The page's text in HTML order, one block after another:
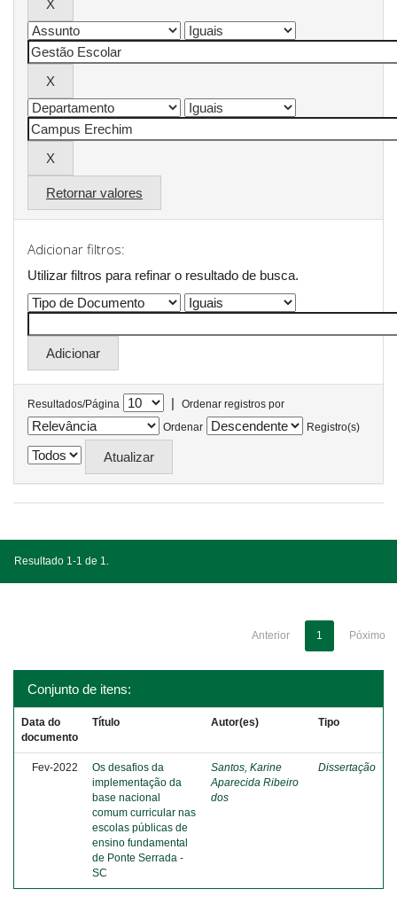
Retornar valores
Adicionar filtros:
Utilizar filtros para refinar o resultado de busca.
Resultados/Página |
Ordenar registros por
Ordenar
Registro(s)
Resultado 1-1 de 1.
Anterior 1 Póximo
Conjunto de itens:
Data do
documento
Título Autor(es) Tipo
Fev-2022
Os desafios da
implementação da
base nacional
comum curricular nas
escolas públicas de
ensino fundamental
de Ponte Serrada -
SC
Santos, Karine
Aparecida Ribeiro
dos
Dissertação